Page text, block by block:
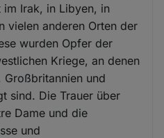
Irak, in Libyen, in
vielen anderen Orten der
wurden Opfer der
Kriege, an denen
Großbritannien und
sind. Die Trauer über
Dame und die
und